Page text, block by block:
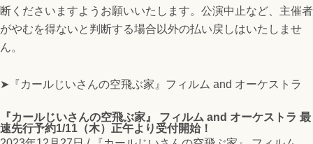
断くださいますようお願いいたします。公演中止など、主催者
がやむを得ないと判断する場合以外の払い戻しはいたしませ
ん。
➤『カールじいさんの空飛ぶ家』フィルム and オーケストラ
『カールじいさんの空飛ぶ家』 フィルム and オーケストラ 最
速先行予約1/11（木）正午より受付開始！